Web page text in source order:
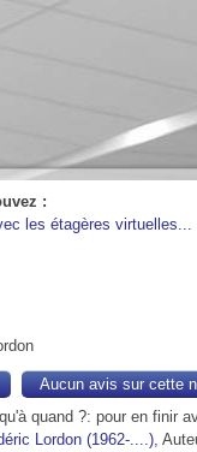
:
les étagères virtuelles...
Aucun avis sur cette
quand ?: pour en finir
Lordon (1962-....),